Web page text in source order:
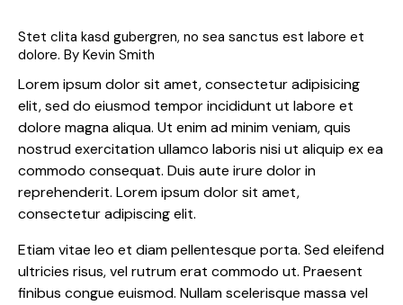
Stet clita kasd gubergren, no sea sanctus est labore et
dolore. By Kevin Smith
Lorem ipsum dolor sit amet, consectetur adipisicing
elit, sed do eiusmod tempor incididunt ut labore et
dolore magna aliqua. Ut enim ad minim veniam, quis
nostrud exercitation ullamco laboris nisi ut aliquip ex ea
commodo consequat. Duis aute irure dolor in
reprehenderit. Lorem ipsum dolor sit amet,
consectetur adipiscing elit.
Etiam vitae leo et diam pellentesque porta. Sed eleifend
ultricies risus, vel rutrum erat commodo ut. Praesent
finibus congue euismod. Nullam scelerisque massa vel